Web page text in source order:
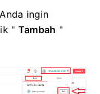
ingin
" Tambah "